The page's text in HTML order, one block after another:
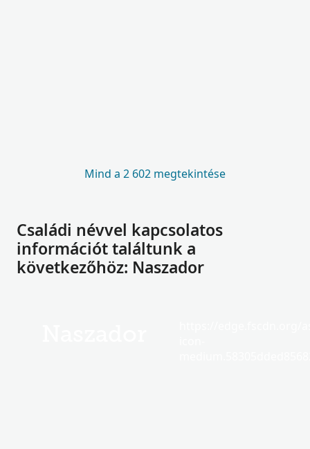
Mind a 2 602 megtekintése
Családi névvel kapcsolatos
információt találtunk a
következőhöz: Naszador